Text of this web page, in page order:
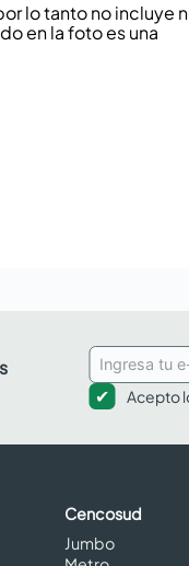
lo tanto no incluye
en la foto es una
Acepto
Cencosud
Jumbo